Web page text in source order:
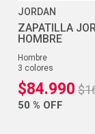
JORDAN
ZAPATILLA
HOMBRE
hombre
3 colores
$84.990 $
50 % OFF